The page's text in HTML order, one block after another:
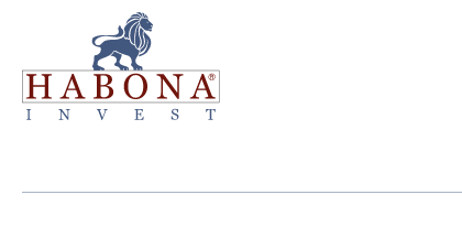
Habona Invest GmbH